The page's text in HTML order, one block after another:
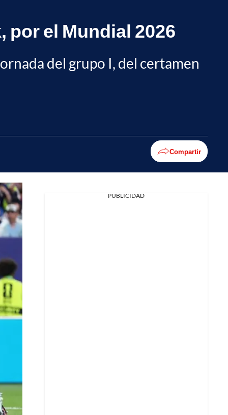
por el Mundial 2026
del grupo I, del certamen
Compartir
PUBLICIDAD